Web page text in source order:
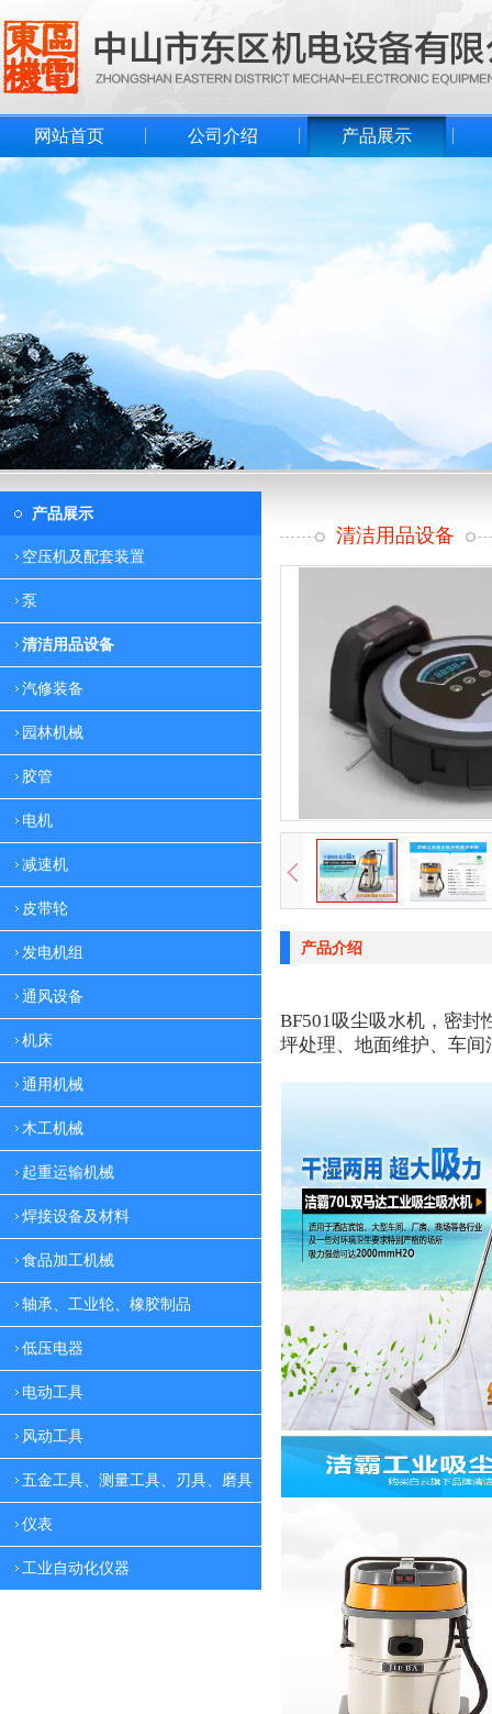
网站首页 公司介绍 产品展示
产品展示
空压机及配套装置
泵
清洁用品设备
汽修装备
园林机械
胶管
电机
减速机
皮带轮
发电机组
通风设备
机床
通用机械
木工机械
起重运输机械
焊接设备及材料
食品加工机械
轴承、工业轮、橡胶制品
低压电器
电动工具
风动工具
五金工具、测量工具、刃具、磨具
仪表
工业自动化仪器
清洁用品设备
产品介绍
BF501吸尘吸水机，密封
坪处理、地面维护、车